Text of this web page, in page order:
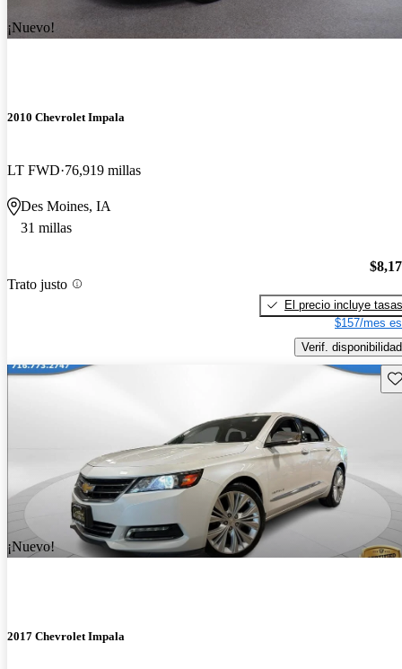
¡Nuevo!
2010 Chevrolet Impala
LT FWD 76,919 millas
Des Moines, IA
31 millas
Trato justo
El precio incluye tasas
$157/mes
Verif. disponibilidad
¡Nuevo!
2017 Chevrolet Impala